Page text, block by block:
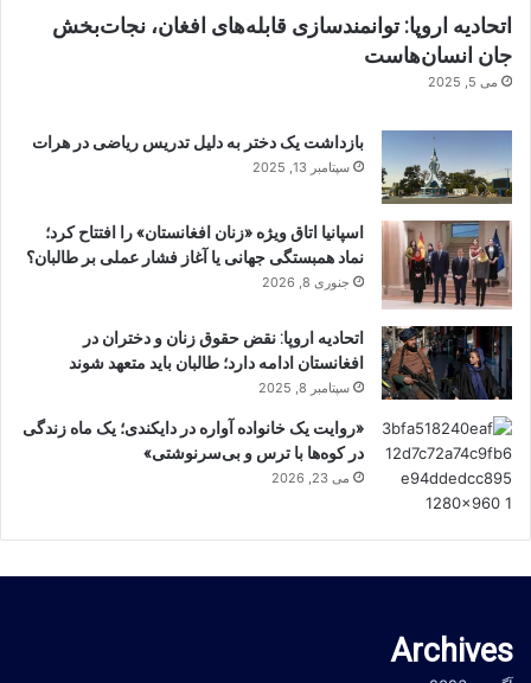
اتحادیه اروپا: توانمندسازی قابله‌های افغان، نجات‌بخش
جان انسان‌هاست
می 5, 2025
بازداشت یک دختر به دلیل تدریس ریاضی در هرات
سپتامبر 13, 2025
اسپانیا اتاق ویژه «زنان افغانستان» را افتتاح کرد؛
نماد همبستگی جهانی یا آغاز فشار عملی بر طالبان؟
جنوری 8, 2026
اتحادیه اروپا: نقض حقوق زنان و دختران در
افغانستان ادامه دارد؛ طالبان باید متعهد شوند
سپتامبر 8, 2025
«روایت یک خانواده آواره در دایکندی؛ یک ماه زندگی
در کوه‌ها با ترس و بی‌سرنوشتی»
می 23, 2026
Archives